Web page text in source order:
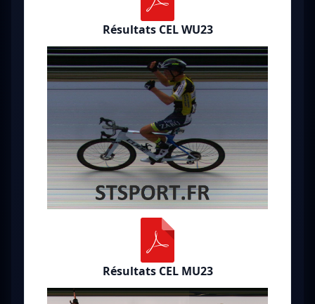
Résultats CEL WU23
Résultats CEL MU23